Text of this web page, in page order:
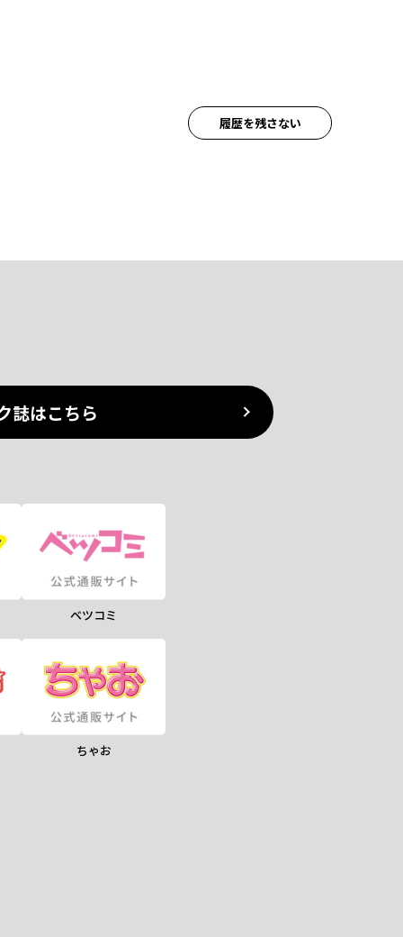
履歴を残さない
誌はこちら
ベツコミ
ちゃお